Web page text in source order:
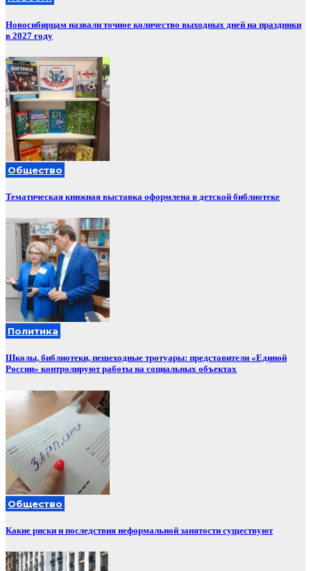
Новосибирцам назвали точное количество выходных дней на праздники
в 2027 году
Общество
Тематическая книжная выставка оформлена в детской библиотеке
Политика
Школы, библиотеки, пешеходные тротуары: представители «Единой
России» контролируют работы на социальных объектах
Общество
Какие риски и последствия неформальной занятости существуют